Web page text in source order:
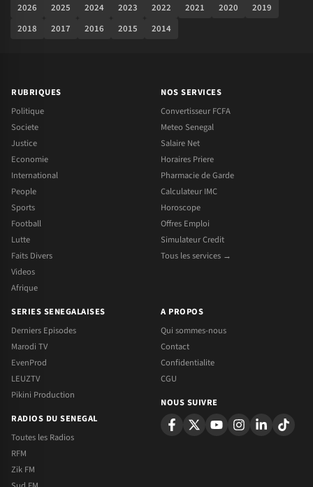
2026 2025 2024 2023 2022 2021 2020
2019
2018
2017 2016 2015 2014
RUBRIQUES
Politique
Societe
Justice
Economie
International
People
Sports
Football
Lutte
Faits Divers
Videos
Afrique
NOS SERVICES
Convertisseur FCFA
Meteo Senegal
Salaire Net
Horaires Priere
Pharmacie de Garde
Calculateur IMC
Horoscope
Offres Emploi
Simulateur Credit
Tous les services →
SERIES SENEGALAISES
Derniers Episodes
Marodi TV
EvenProd
LEUZTV
Pikini Production
RADIOS DU SENEGAL
Toutes les Radios
RFM
Zik FM
A PROPOS
Qui sommes-nous
Contact
Confidentialite
CGU
NOUS SUIVRE